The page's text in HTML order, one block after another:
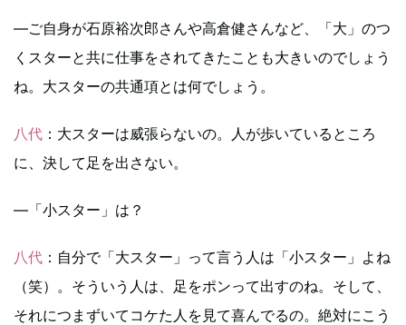
―ご自身が石原裕次郎さんや高倉健さんなど、「大」のつ
くスターと共に仕事をされてきたことも大きいのでしょう
ね。大スターの共通項とは何でしょう。
八代 ：大スターは威張らないの。人が歩いているところ
に、決して足を出さない。
―「小スター」は？
八代 ：自分で「大スター」って言う人は「小スター」よね
（笑）。そういう人は、足をポンって出すのね。そして、
それにつまずいてコケた人を見て喜んでるの。絶対にこう